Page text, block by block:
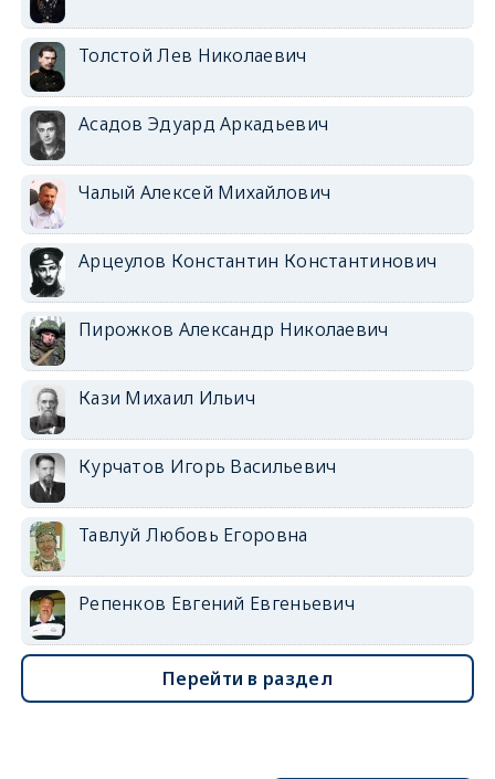
Толстой Лев Николаевич
Асадов Эдуард Аркадьевич
Чалый Алексей Михайлович
Арцеулов Константин Константинович
Пирожков Александр Николаевич
Кази Михаил Ильич
Курчатов Игорь Васильевич
Тавлуй Любовь Егоровна
Репенков Евгений Евгеньевич
Перейти в раздел